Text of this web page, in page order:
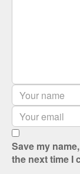
Save my
the next time I